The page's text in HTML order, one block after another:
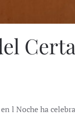
l Noche ha